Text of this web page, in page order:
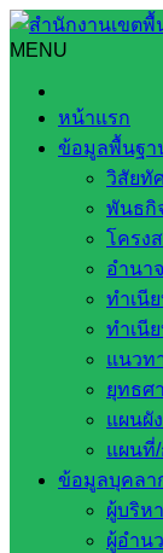
Skip
to
content
MENU
หน้าแรก
ข้อมูลพื้นฐา
วิสัยทั
พันธกิ
โครง
อำนา
ทำเนี
ทำเนี
แนวท
ยุทธศ
แผนผั
แผนที่/
ข้อมูลบุคลา
ผู้บริห
ผู้อำน
Search
การประเมิน IQA
การประเมิ
ศึกษา 2564
สิงหาคม 31,
กลุ่มป
31 สิงหาคม 2565
…. โรงเรียนบ้า
IQA AWARD ป
เล็ก นำโดยท่
กรรม
ทางโรงเรียนบ้